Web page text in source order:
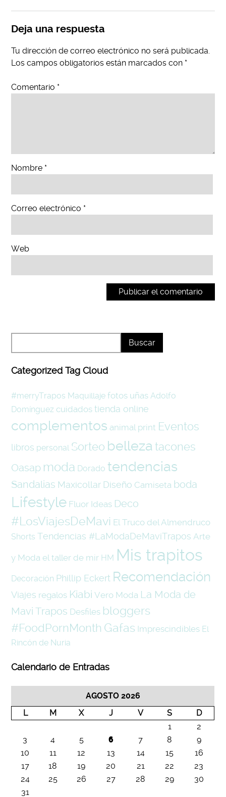
Deja una respuesta
Tu dirección de correo electrónico no será publicada.
Los campos obligatorios están marcados con *
Comentario *
Nombre *
Correo electrónico *
Web
Categorized Tag Cloud
#merryTrapos Maquillaje fotos uñas Adolfo
Domínguez cuidados tienda online
complementos animal print Eventos
libros personal Sorteo belleza tacones
Oasap moda Dorado tendencias
Sandalias Maxicollar Diseño Camiseta boda
Lifestyle Fluor Ideas Deco
#LosViajesDeMavi El Truco del Almendruco
Shorts Tendencias #LaModaDeMaviTrapos Arte
y Moda el taller de mir HM Mis trapitos
Decoración Phillip Eckert Recomendación
Viajes regalos Kiabi Vero Moda La Moda de
Mavi Trapos Desfiles bloggers
#FoodPornMonth Gafas Imprescindibles El
Rincón de Nuria
Calendario de Entradas
AGOSTO 2026
L
M X J V S
D
1
2
3
4 5 6 7 8
9
10
11 12 13 14 15
16
17
18 19 20 21 22
23
24
25 26 27 28 29
30
31